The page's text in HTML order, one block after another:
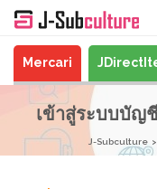
Mercari
เข้าสู่ระบบบัญ
J-Subculture